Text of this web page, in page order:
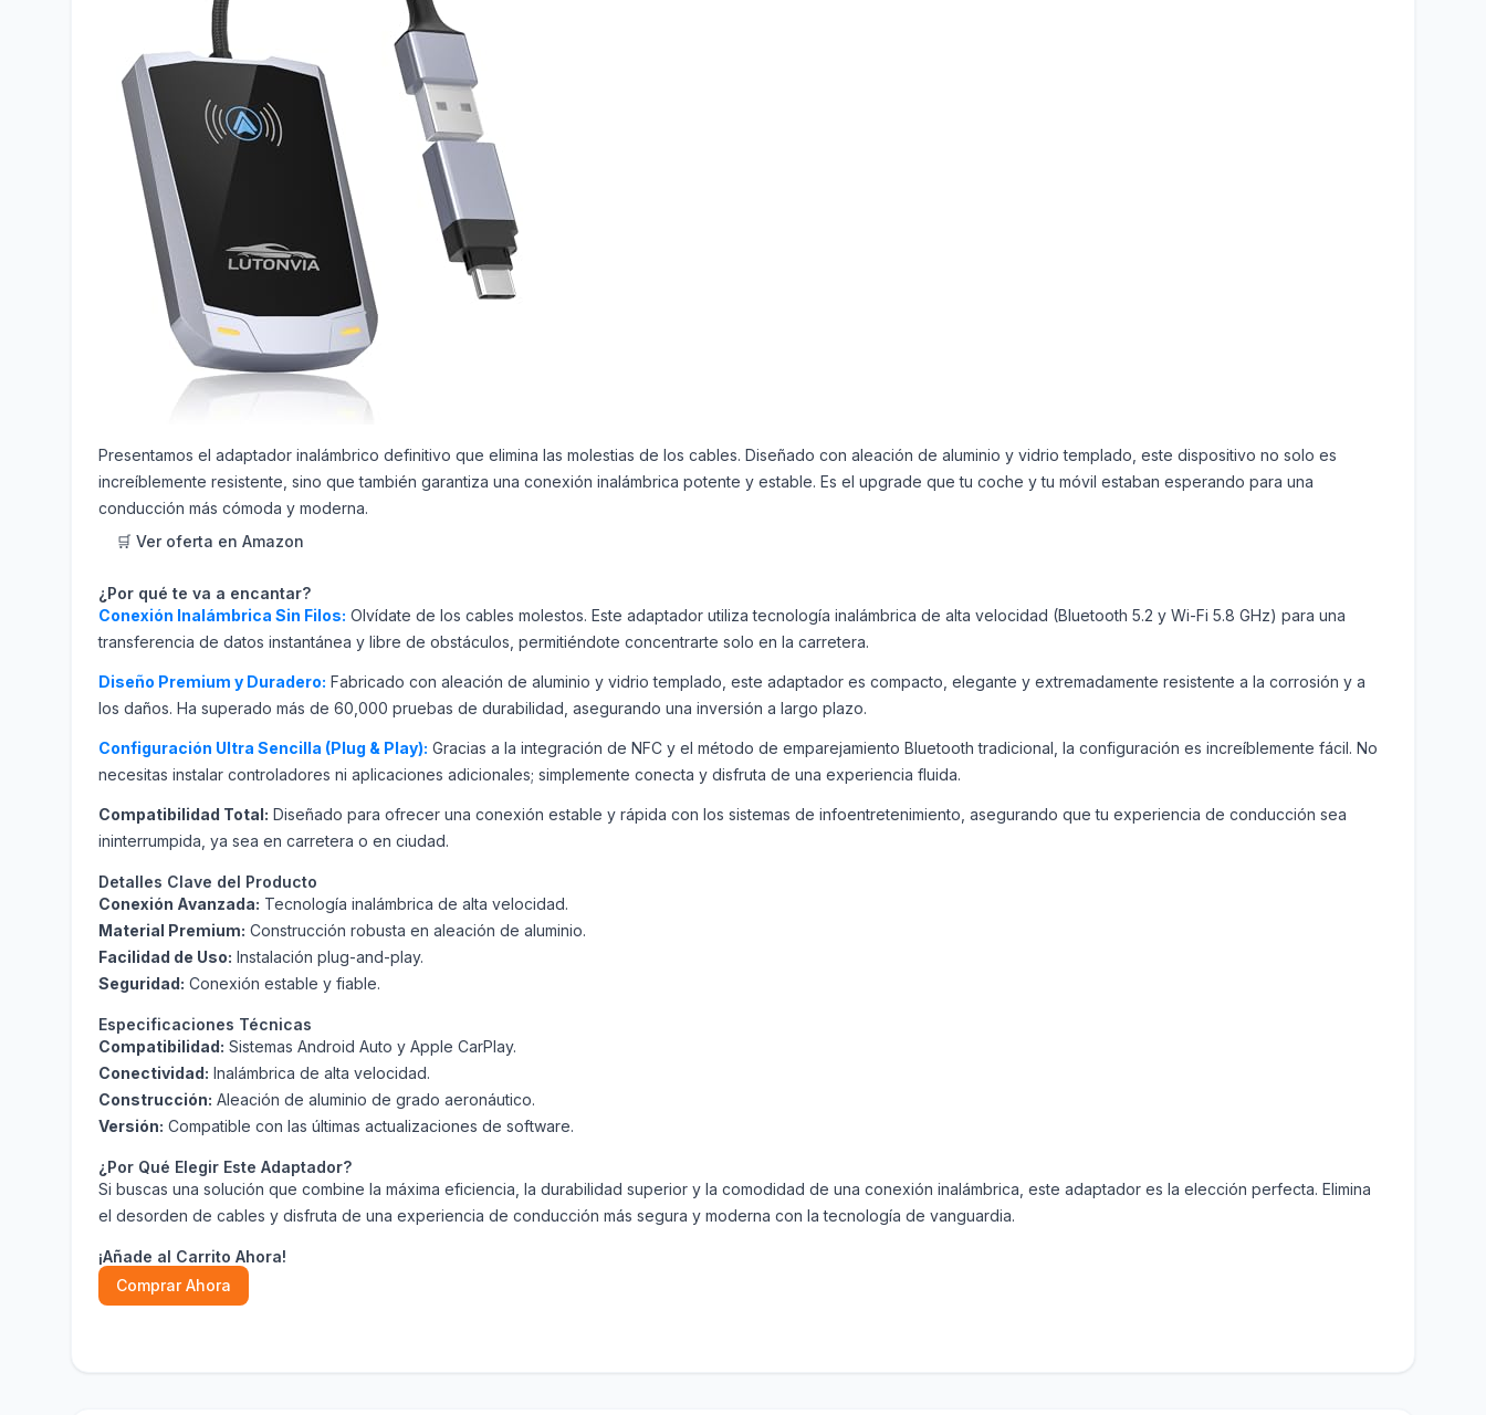
Presentamos el adaptador inalámbrico definitivo que elimina las molestias de los cables. Diseñado con aleación de aluminio y vidrio templado, este dispositivo no solo es
increíblemente resistente, sino que también garantiza una conexión inalámbrica potente y estable. Es el upgrade que tu coche y tu móvil estaban esperando para una
conducción más cómoda y moderna.
🛒 Ver oferta en Amazon
¿Por qué te va a encantar?
Conexión Inalámbrica Sin Filos: Olvídate de los cables molestos. Este adaptador utiliza tecnología inalámbrica de alta velocidad (Bluetooth 5.2 y Wi-Fi 5.8 GHz) para una
transferencia de datos instantánea y libre de obstáculos, permitiéndote concentrarte solo en la carretera.
Diseño Premium y Duradero: Fabricado con aleación de aluminio y vidrio templado, este adaptador es compacto, elegante y extremadamente resistente a la corrosión y a
los daños. Ha superado más de 60,000 pruebas de durabilidad, asegurando una inversión a largo plazo.
Configuración Ultra Sencilla (Plug & Play): Gracias a la integración de NFC y el método de emparejamiento Bluetooth tradicional, la configuración es increíblemente fácil. No
necesitas instalar controladores ni aplicaciones adicionales; simplemente conecta y disfruta de una experiencia fluida.
Compatibilidad Total: Diseñado para ofrecer una conexión estable y rápida con los sistemas de infoentretenimiento, asegurando que tu experiencia de conducción sea
ininterrumpida, ya sea en carretera o en ciudad.
Detalles Clave del Producto
Conexión Avanzada: Tecnología inalámbrica de alta velocidad.
Material Premium: Construcción robusta en aleación de aluminio.
Facilidad de Uso: Instalación plug-and-play.
Seguridad: Conexión estable y fiable.
Especificaciones Técnicas
Compatibilidad: Sistemas Android Auto y Apple CarPlay.
Conectividad: Inalámbrica de alta velocidad.
Construcción: Aleación de aluminio de grado aeronáutico.
Versión: Compatible con las últimas actualizaciones de software.
¿Por Qué Elegir Este Adaptador?
Si buscas una solución que combine la máxima eficiencia, la durabilidad superior y la comodidad de una conexión inalámbrica, este adaptador es la elección perfecta. Elimina
el desorden de cables y disfruta de una experiencia de conducción más segura y moderna con la tecnología de vanguardia.
¡Añade al Carrito Ahora!
Comprar Ahora